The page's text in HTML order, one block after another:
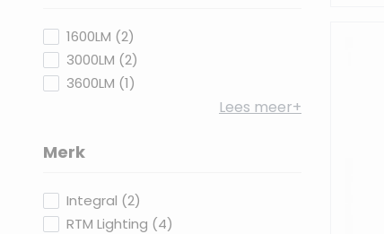
1600LM (2products available
)
3000LM (2products available
)
3600LM (1products available
)
Lees meer+
Merk
Integral (2products available
)
RTM Lighting (4products available
)